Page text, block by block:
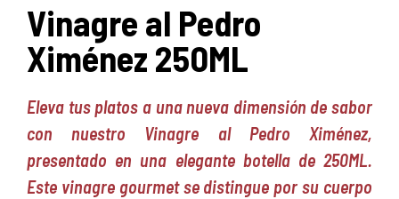
Vinagre al Pedro
Ximénez 250ML
Eleva tus platos a una nueva dimensión de sabor
con nuestro Vinagre al Pedro Ximénez,
presentado en una elegante botella de 250ML.
Este vinagre gourmet se distingue por su cuerpo